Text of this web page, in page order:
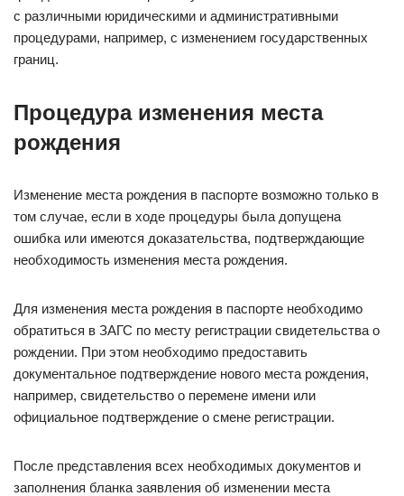
с различными юридическими и административными
процедурами, например, с изменением государственных
границ.
Процедура изменения места
рождения
Изменение места рождения в паспорте возможно только в
том случае, если в ходе процедуры была допущена
ошибка или имеются доказательства, подтверждающие
необходимость изменения места рождения.
Для изменения места рождения в паспорте необходимо
обратиться в ЗАГС по месту регистрации свидетельства о
рождении. При этом необходимо предоставить
документальное подтверждение нового места рождения,
например, свидетельство о перемене имени или
официальное подтверждение о смене регистрации.
После представления всех необходимых документов и
заполнения бланка заявления об изменении места